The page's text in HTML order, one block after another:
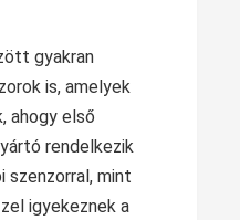
gyakran
is, amelyek
ahogy első
rendelkezik
szenzorral, mint
igyekeznek a